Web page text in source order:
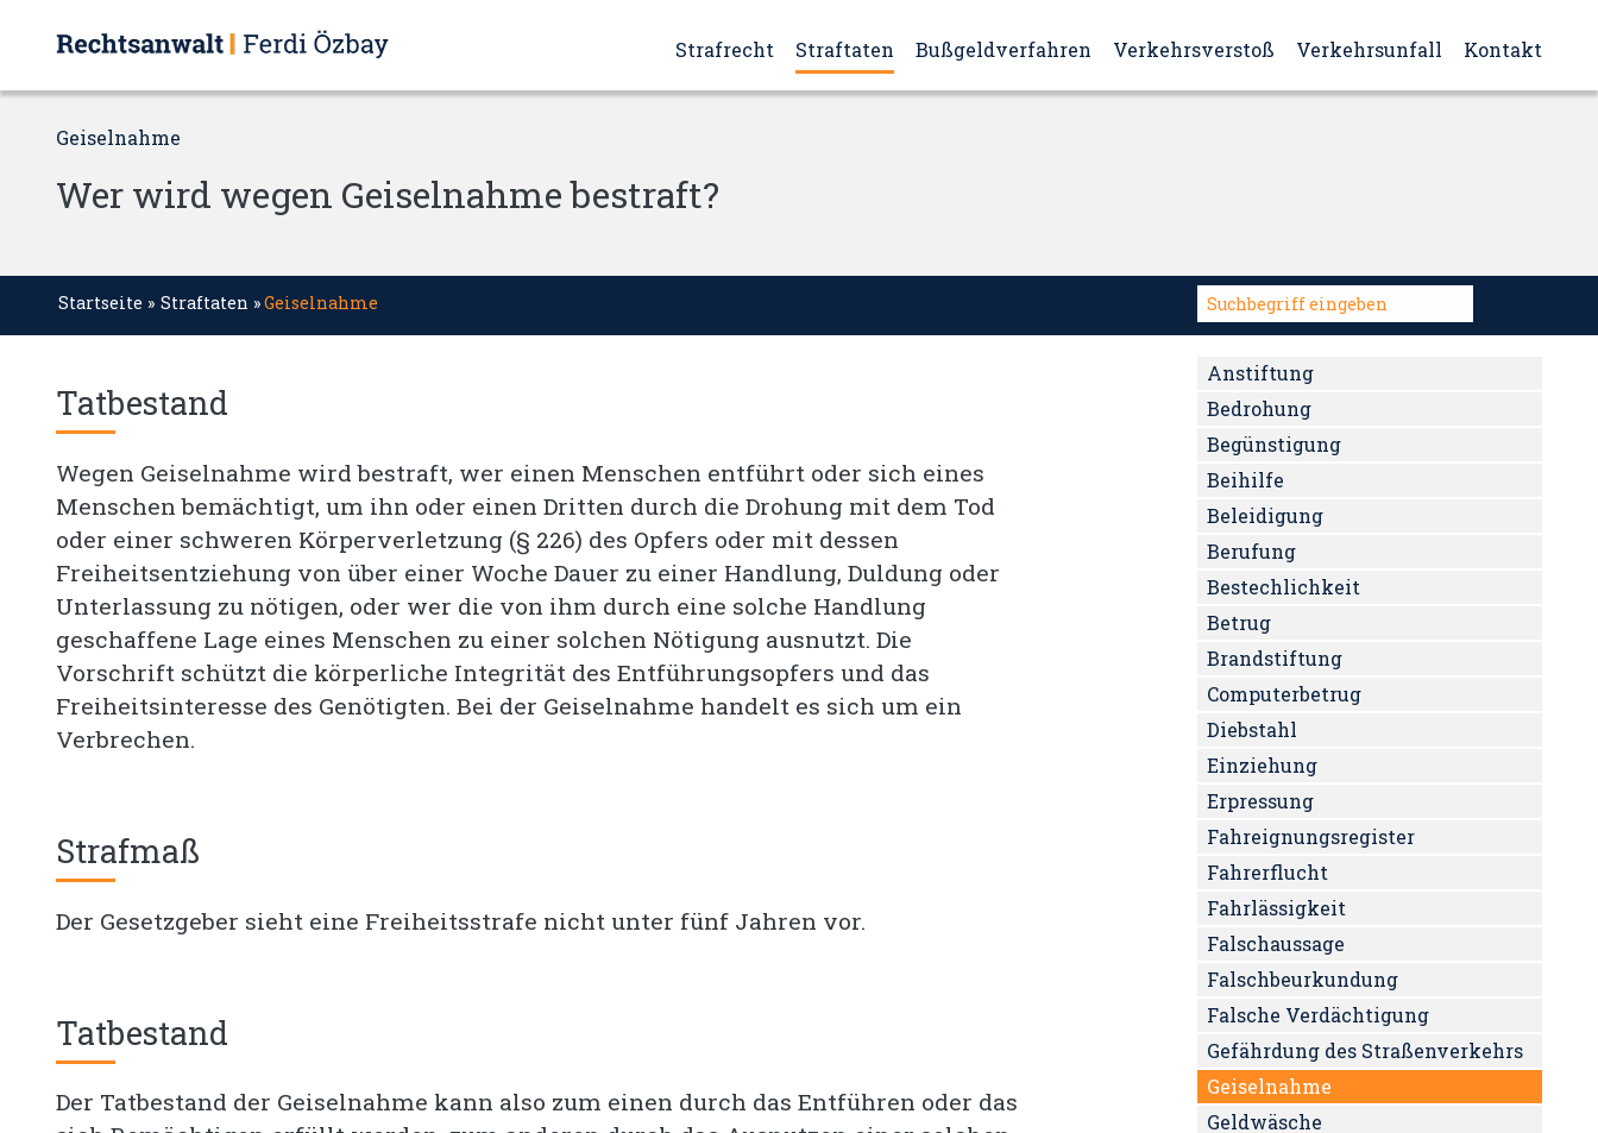
Strafrecht Straftaten Bußgeldverfahren Verkehrsverstoß Verkehrsunfall Kontakt
Geiselnahme
Wer wird wegen Geiselnahme bestraft?
Startseite » Straftaten »Geiselnahme
Tatbestand
Wegen Geiselnahme wird bestraft, wer einen Menschen entführt oder sich eines
Menschen bemächtigt, um ihn oder einen Dritten durch die Drohung mit dem Tod
oder einer schweren Körperverletzung (§ 226) des Opfers oder mit dessen
Freiheitsentziehung von über einer Woche Dauer zu einer Handlung, Duldung oder
Unterlassung zu nötigen, oder wer die von ihm durch eine solche Handlung
geschaffene Lage eines Menschen zu einer solchen Nötigung ausnutzt. Die
Vorschrift schützt die körperliche Integrität des Entführungsopfers und das
Freiheitsinteresse des Genötigten. Bei der Geiselnahme handelt es sich um ein
Verbrechen.
Strafmaß
Der Gesetzgeber sieht eine Freiheitsstrafe nicht unter fünf Jahren vor.
Tatbestand
Der Tatbestand der Geiselnahme kann also zum einen durch das Entführen oder das
Anstiftung
Bedrohung
Begünstigung
Beihilfe
Beleidigung
Berufung
Bestechlichkeit
Betrug
Brandstiftung
Computerbetrug
Diebstahl
Einziehung
Erpressung
Fahreignungsregister
Fahrerflucht
Fahrlässigkeit
Falschaussage
Falschbeurkundung
Falsche Verdächtigung
Gefährdung des Straßenverkehrs
Geiselnahme
Geldwäsche